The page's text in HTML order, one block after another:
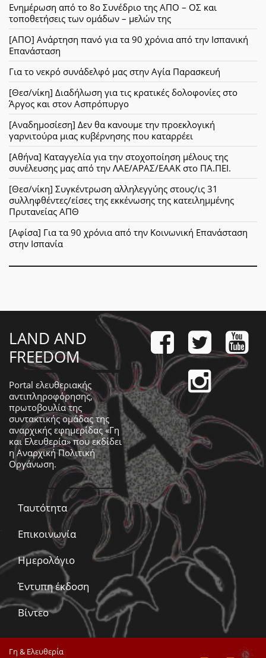
Ενημέρωση από το 8ο Συνέδριο της ΑΠΟ – ΟΣ και
τοποθετήσεις των ομάδων – μελών της
[ΑΠΟ] Ανάρτηση πανό για τα 90 χρόνια από την Ισπανική
Επανάσταση
Για το νεκρό συνάδελφό μας στην Αγία Παρασκευή
[Θεσ/νίκη] Διαδήλωση για τις κρατικές δολοφονίες στο
Άργος και στον Ασπρόπυργο
[Αναδημοσίεση] Δεν θα κανουμε την προεκλογική
γαρνιτούρα μιας κυβέρνησης που καταρρέει
[Αθήνα] Καταγγελία για την στοχοποίηση μέλους της
συνέλευσης μας από την ΛΑΕ/ΑΡΑΣ/ΕΑΑΚ στο ΠΑ.ΠΕΙ.
[Θεσ/νίκη] Συγκέντρωση αλληλεγγύης στους/ις 31
συλληφθέντες/είσες της εκκένωσης της κατειλημμένης
Πρυτανείας ΑΠΘ
[Αφίσα] Για τα 90 χρόνια από την Κοινωνική Επανάσταση
στην Ισπανία
LAND AND
FREEDOM
Portal ελευθεριακής
αντιπληροφόρησης,
πρωτοβουλία της
συντακτικής ομάδας της
αναρχικής εφημερίδας «Γη
και Ελευθερία» που εκδίδει
ηΑναρχική Πολιτική
Οργάνωση.
Ταυτότητα
Επικοινωνία
Ημερολόγιο
Έντυπη έκδοση
Βίντεο
Γη & Ελευθερία